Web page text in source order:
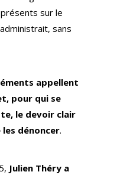
sur le
sans
appellent
pour qui se
le devoir clair
dénoncer.
Julien Théry a